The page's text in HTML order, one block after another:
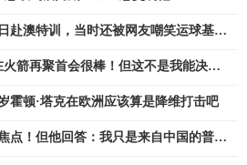
赴澳特训，当时还被网友嘲笑运球基本
箭再聚首会很棒！但这不是我能决定
霍顿·塔克在欧洲应该算是降维打击吧
点！但他回答：我只是来自中国的普通